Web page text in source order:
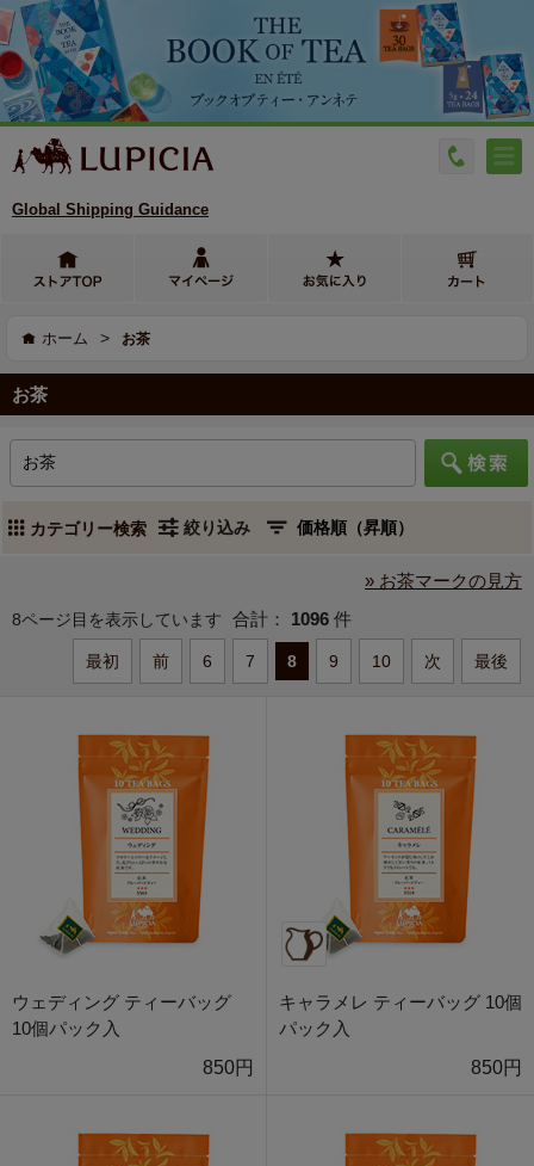
Global Shipping Guidance
ホーム > お茶
お茶
カテゴリー検索 絞り込み
» お茶マークの見方
8ページ目を表示しています 合計： 1096 件
最初 前 6 7 8 9 10 次 最後
ウェディング ティーバッグ
10個パック入
850円
キャラメレ ティーバッグ 10個
パック入
850円